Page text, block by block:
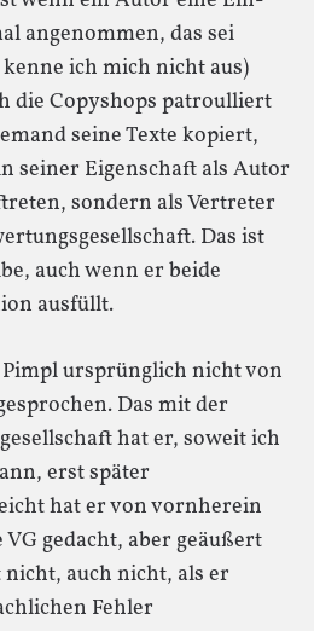
angenommen, das sei
ich mich nicht aus)
die Copyshops patroulliert
seine Texte kopiert,
seiner Eigenschaft als Autor
sondern als Vertreter
Das ist
auch wenn er beide
ausfüllt.
ursprünglich nicht von
Das mit der
hat er, soweit ich
erst später
hat er von vornherein
gedacht, aber geäußert
auch nicht, als er
Fehler